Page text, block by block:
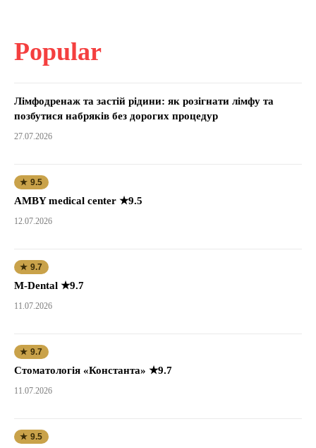
Popular
Лімфодренаж та застій рідини: як розігнати лімфу та
позбутися набряків без дорогих процедур
27.07.2026
★ 9.5
AMBY medical center ★9.5
12.07.2026
★ 9.7
M-Dental ★9.7
11.07.2026
★ 9.7
Стоматологія «Константа» ★9.7
11.07.2026
★ 9.5